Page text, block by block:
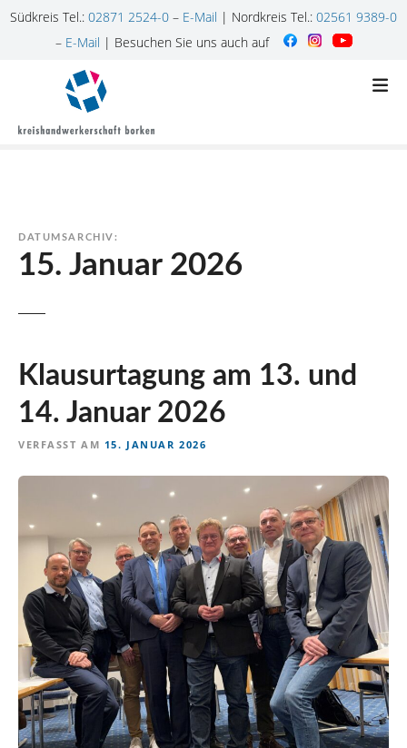
Südkreis Tel.: 02871 2524-0 – E-Mail | Nordkreis Tel.: 02561 9389-0
– E-Mail | Besuchen Sie uns auch auf
DATUMSARCHIV:
15. Januar 2026
Klausurtagung am 13. und
14. Januar 2026
VERFASST AM 15. JANUAR 2026